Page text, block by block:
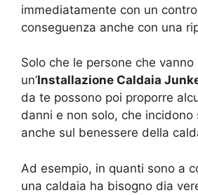
immediatamente con un
conseguenza anche con una
Solo che le persone che
un’Installazione Caldaia
da te possono poi proporre
danni e non solo, che incidono
anche sul benessere della
Ad esempio, in quanti sono a
una caldaia ha bisogno dia